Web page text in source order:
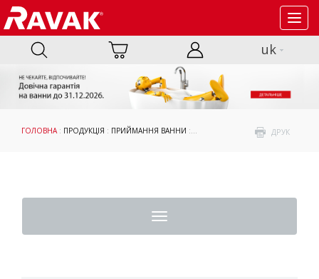
uk
ДРУК
ГОЛОВНА : ПРОДУКЦІЯ : ПРИЙМАННЯ ВАННИ : ШТОРИ ТА ДВЕРІ ДЛЯ ВАНН
Toggle
navigation